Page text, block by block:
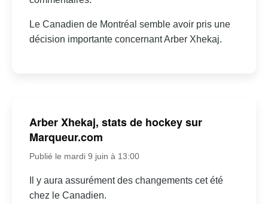
Le Canadien de Montréal semble avoir pris une
décision importante concernant Arber Xhekaj.
Arber Xhekaj, stats de hockey sur
Marqueur.com
Publié le mardi 9 juin à 13:00
Il y aura assurément des changements cet été
chez le Canadien.